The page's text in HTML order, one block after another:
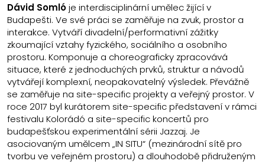
Dávid Somlóje interdisciplinární umělec žijící v
Budapešti. Ve své práci se zaměřuje na zvuk, prostor a
interakce. Vytváří divadelní/performativní zážitky
zkoumající vztahy fyzického, sociálního a osobního
prostoru. Komponuje a choreograficky zpracovává
situace, které z jednoduchých prvků, struktur a návodů
vytvářejí komplexní, neopakovatelný výsledek. Převážně
se zaměřuje na site-specific projekty a veřejný prostor. V
roce 2017 byl kurátorem site-specific představení v rámci
festivalu Kolorádó a site-specific koncertů pro
budapešťskou experimentální sérii Jazzaj. Je
asociovaným umělcem „IN SITU“ (mezinárodní sítě pro
tvorbu ve veřejném prostoru) a dlouhodobě přidruženým